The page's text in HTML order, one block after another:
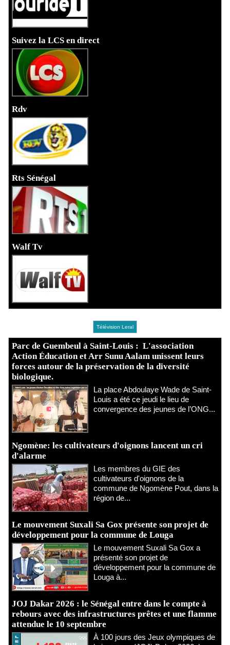
Suivez la LCS en direct
Rdv
Rts Sénégal
Walf Tv
Télévision Leral
Parc de Guembeul à Saint-Louis : L'association
Action Éducation et Arr Sunu Aalam unissent leurs
forces autour de la préservation de la diversité
biologique.
​La place Abdoulaye Wade de Saint-
Louis a été ce jeudi le lieu de
convergence des jeunes de l’ONG...
Ngomène: les cultivateurs d'oignons lancent un cri
d'alarme
Les membres du GIE des
cultivateurs d'oignons de la
commune de Ngomène Pout, dans la
région de...
Le mouvement Suxali Sa Gox présente son projet de
développement pour la commune de Louga
Le mouvement Suxali Sa Gox a
présenté son projet de
développement pour la commune de
Louga à...
JOJ Dakar 2026 : le Sénégal entre dans le compte à
rebours avec des infrastructures prêtes et une flamme
attendue le 10 septembre
À 100 jours des Jeux olympiques de